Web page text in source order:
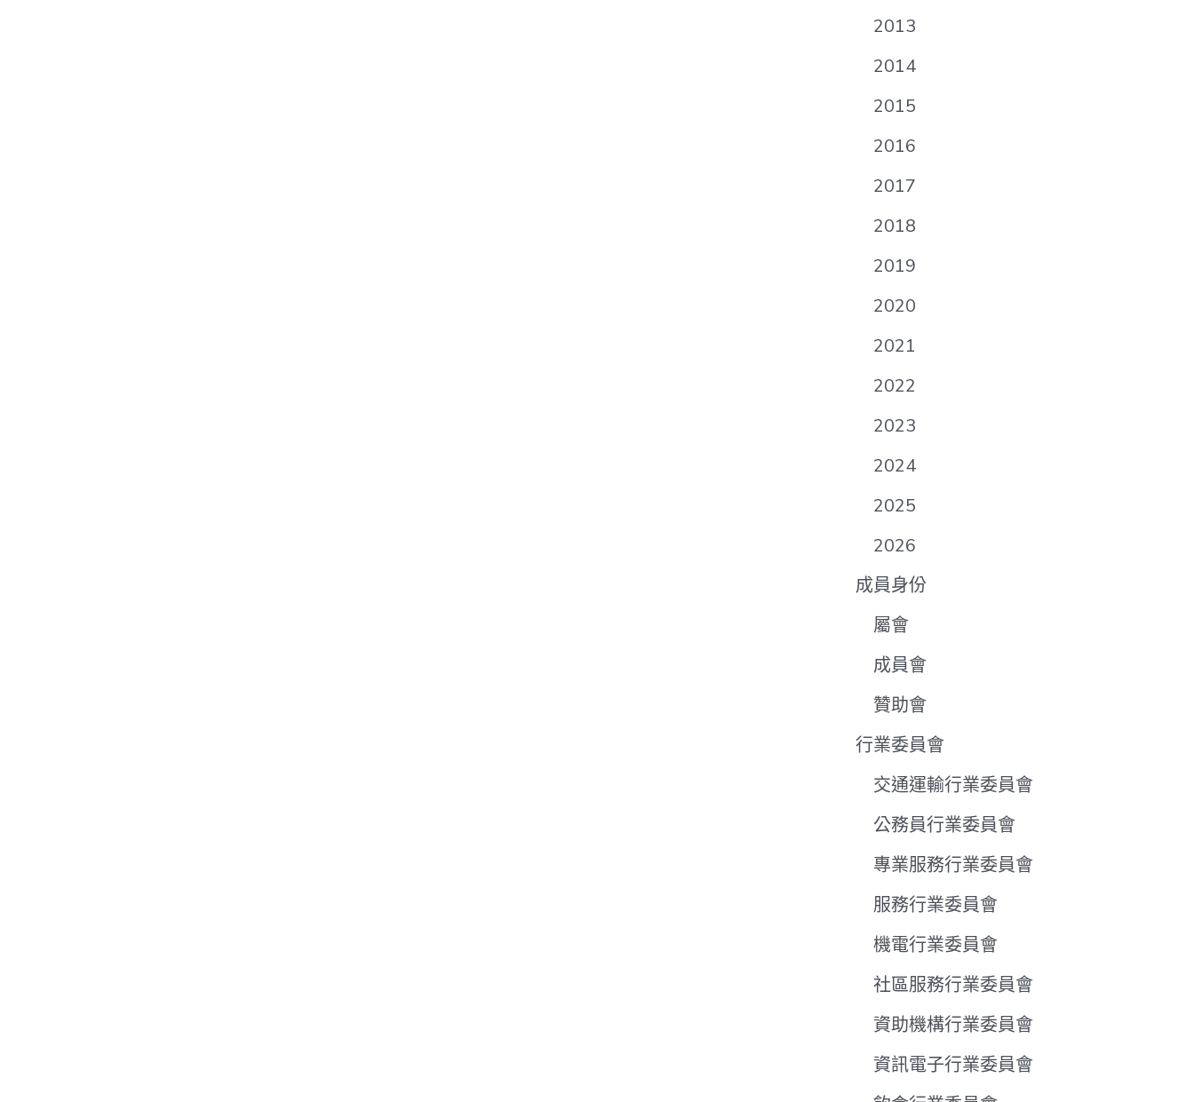
2013
2014
2015
2016
2017
2018
2019
2020
2021
2022
2023
2024
2025
2026
成員身份
屬會
成員會
贊助會
行業委員會
交通運輸行業委員會
公務員行業委員會
專業服務行業委員會
服務行業委員會
機電行業委員會
社區服務行業委員會
資助機構行業委員會
資訊電子行業委員會